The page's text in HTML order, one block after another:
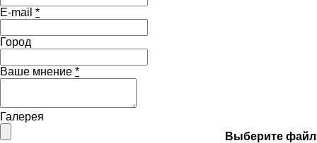
E-mail *
Город
Ваше мнение *
Галерея
Выберите файл